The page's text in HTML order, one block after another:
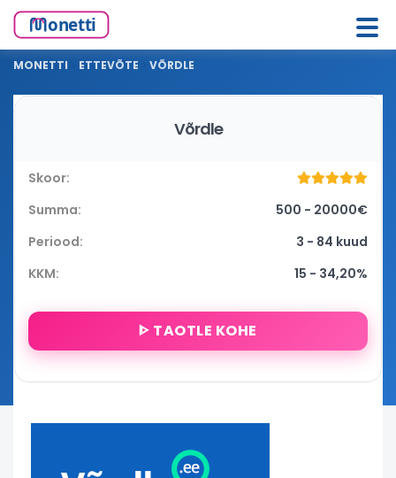
MONETTI ETTEVÕTE VÕRDLE
Võrdle
500 - 20000€
3 - 84 kuud
15 - 34,20%
ᐈ TAOTLE KOHE